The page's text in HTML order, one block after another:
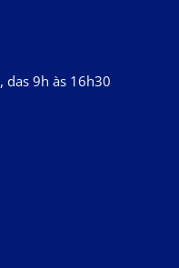
das 9h às 16h30